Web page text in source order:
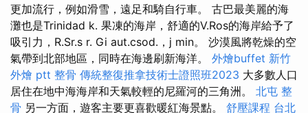
更加流行，例如滑雪，遠足和騎自行車。 古巴最美麗的海
灘也是Trinidad k. 果凍的海岸，舒適的V.Ros的海岸給予了
吸引力，R.Sr.s r. Gi aut.csod.，j min。 沙漠風將乾燥的空
氣帶到北部地區，同時在海邊刷新海洋。 外燴buffet 新竹
外燴 ptt 整骨 傳統整復推拿技術士證照班2023 大多數人口
居住在地中海海岸和天氣較輕的尼羅河的三角洲。 北屯 整
骨 另一方面，遊客主要更喜歡暖紅海景點。 舒壓課程 台北